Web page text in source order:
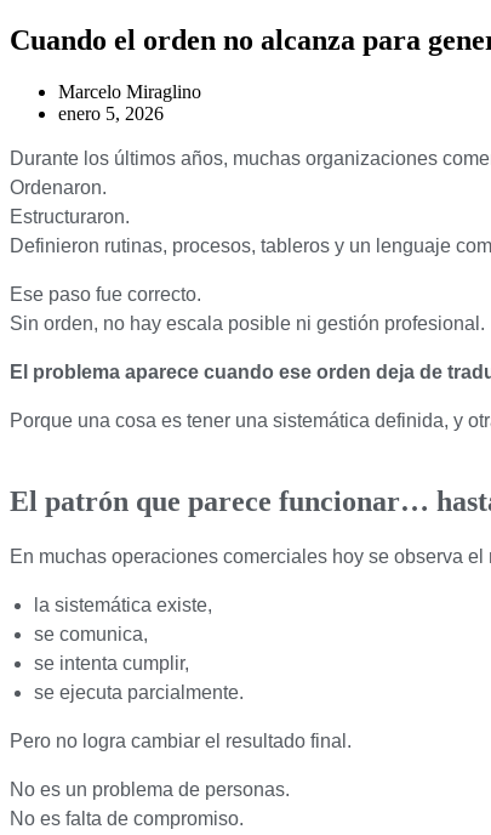
Cuando el orden no alcanza para
Marcelo Miraglino
enero 5, 2026
Durante los últimos años, muchas organizaciones
Ordenaron.
Estructuraron.
Definieron rutinas, procesos, tableros y un lenguaje
Ese paso fue correcto.
Sin orden, no hay escala posible ni gestión profesional.
El problema aparece cuando ese orden deja de
Porque una cosa es tener una sistemática definida, y
El patrón que parece funcionar…
En muchas operaciones comerciales hoy se observa el
la sistemática existe,
se comunica,
se intenta cumplir,
se ejecuta parcialmente.
Pero no logra cambiar el resultado final.
No es un problema de personas.
No es falta de compromiso.